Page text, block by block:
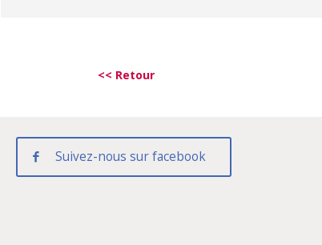
<< Retour
Suivez-nous sur facebook